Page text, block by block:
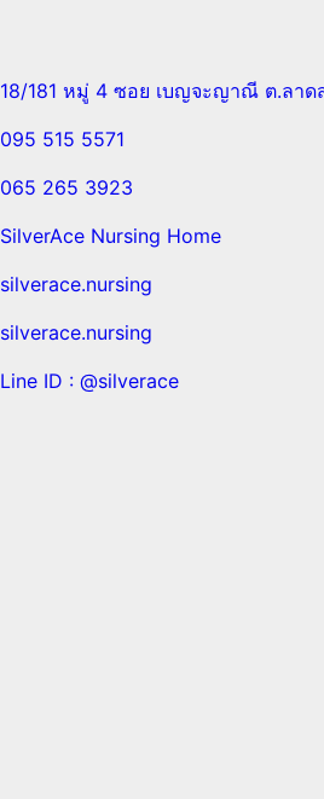
18/181 หมู่ 4 ซอย เบญจะญาณี ต.ลาด
095 515 5571
065 265 3923
SilverAce Nursing Home
silverace.nursing
silverace.nursing
Line ID : @silverace